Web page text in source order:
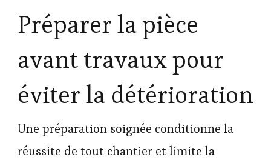
Préparer la pièce
avant travaux pour
éviter la détérioration
Une préparation soignée conditionne la
réussite de tout chantier et limite la